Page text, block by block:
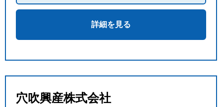
詳細を見る
穴吹興産株式会社